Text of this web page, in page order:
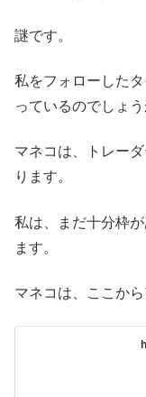
謎です。
私をフォローした
っているのでしょう
マネコは、トレー
ります。
私は、まだ十分枠
ます。
マネコは、ここか